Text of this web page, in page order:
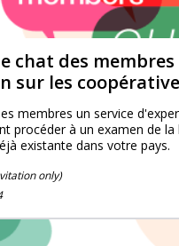
chat des membres
sur les
membres un service
procéder à un examen de la
existante dans votre pays.
only)